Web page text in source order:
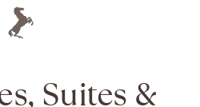
Suites &